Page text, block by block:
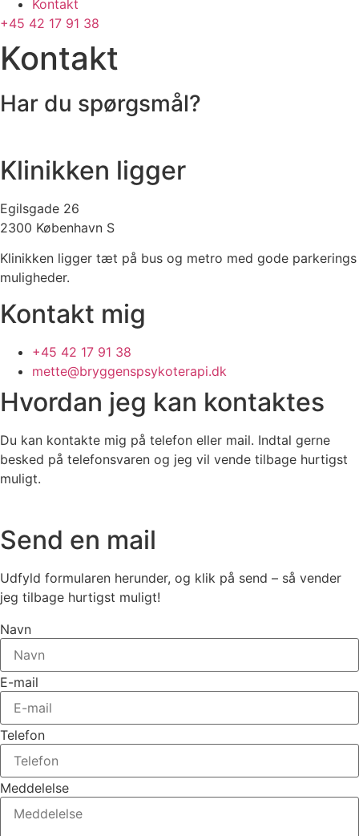
Kontakt
+45 42 17 91 38
Kontakt
Har du spørgsmål?
Klinikken ligger
Egilsgade 26
2300 København S
Klinikken ligger tæt på bus og metro med gode parkerings
muligheder.
Kontakt mig
+45 42 17 91 38
mette@bryggenspsykoterapi.dk
Hvordan jeg kan kontaktes
Du kan kontakte mig på telefon eller mail. Indtal gerne
besked på telefonsvaren og jeg vil vende tilbage hurtigst
muligt.
Send en mail
Udfyld formularen herunder, og klik på send – så vender
jeg tilbage hurtigst muligt!
Navn
E-mail
Telefon
Meddelelse